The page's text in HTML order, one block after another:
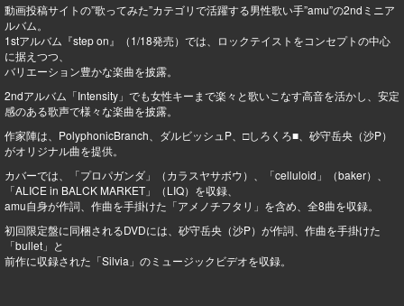
動画投稿サイトの”歌ってみた”カテゴリで活躍する男性歌い手”amu”の2ndミニア
ルバム。
1stアルバム『step on』（1/18発売）では、ロックテイストをコンセプトの中心
に据えつつ、
バリエーション豊かな楽曲を披露。
2ndアルバム「Intensity」でも女性キーまで楽々と歌いこなす高音を活かし、安定
感のある歌声で様々な楽曲を披露。
作家陣は、PolyphonicBranch、ダルビッシュP、□しろくろ■、砂守岳央（沙P）
がオリジナル曲を提供。
カバーでは、「プロパガンダ」（カラスヤサボウ）、「celluloid」（baker）、
「ALICE in BALCK MARKET」（LIQ）を収録、
amu自身が作詞、作曲を手掛けた「アメノチフタリ」を含め、全8曲を収録。
初回限定盤に同梱されるDVDには、砂守岳央（沙P）が作詞、作曲を手掛けた
「bullet」と
前作に収録された「Silvia」のミュージックビデオを収録。